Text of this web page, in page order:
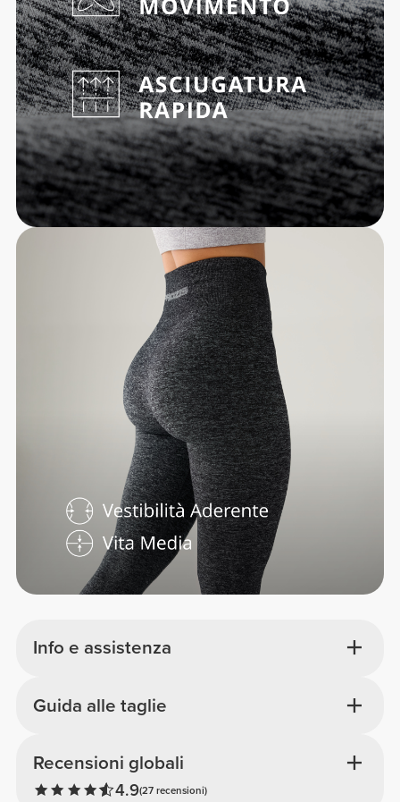
Info e assistenza
Recensioni globali
4.9(27 recensioni)
Guida alle taglie